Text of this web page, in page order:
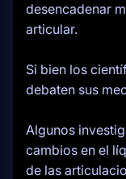
desencadenar
articular.
Si bien los
debaten sus
Algunos
cambios en el
de las